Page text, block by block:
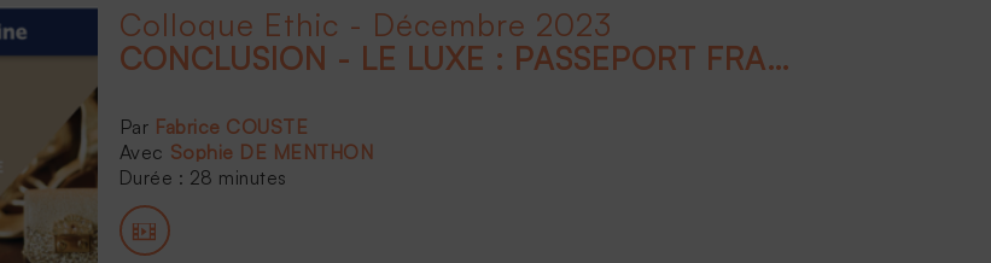
Colloque Ethic - Décembre 2023
CONCLUSION - LE LUXE : PASSEPORT FRANÇAIS À L'INTERNATIONAL
Fabrice COUSTE
Sophie DE MENTHON
Durée : 28 minutes